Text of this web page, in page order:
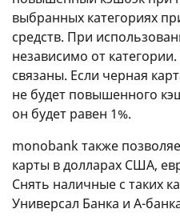
выбранных категориях
средств. При
независимо от
связаны. Если черная
не будет повышенного
он будет равен 1%.
monobank также
карты в долларах США,
Снять наличные с таких
Универсал Банка и А-